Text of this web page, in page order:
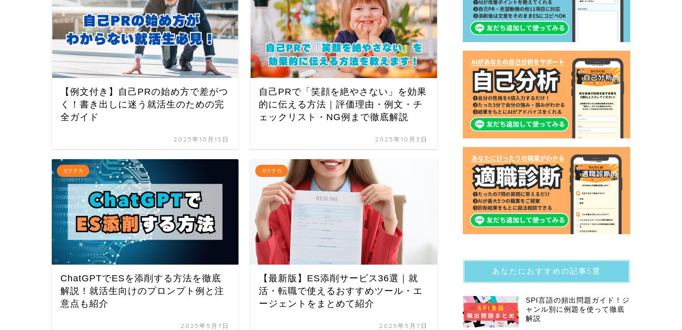
【例文付き】自己PRの始め方で差がつ
く！書き出しに迷う就活生のための完
全ガイド
2025年10月15日
自己PRで「笑顔を絶やさない」を効果
的に伝える方法｜評価理由・例文・チ
ェックリスト・NG例まで徹底解説
2025年10月3日
ガクチカ
ChatGPTでESを添削する方法を徹底
解説！就活生向けのプロンプト例と注
意点も紹介
2025年5月7日
ガクチカ
【最新版】ES添削サービス36選｜就
活・転職で使えるおすすめツール・エ
ージェントをまとめて紹介
2025年5月7日
あなたにおすすめの記事5選
SPI言語の頻出問題ガイド！ジ
ャンル別に例題を使って徹底
解説